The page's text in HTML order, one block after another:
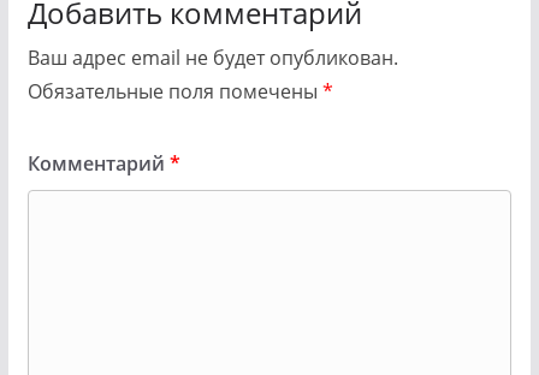
Добавить комментарий
Ваш адрес email не будет опубликован.
Обязательные поля помечены *
Комментарий *